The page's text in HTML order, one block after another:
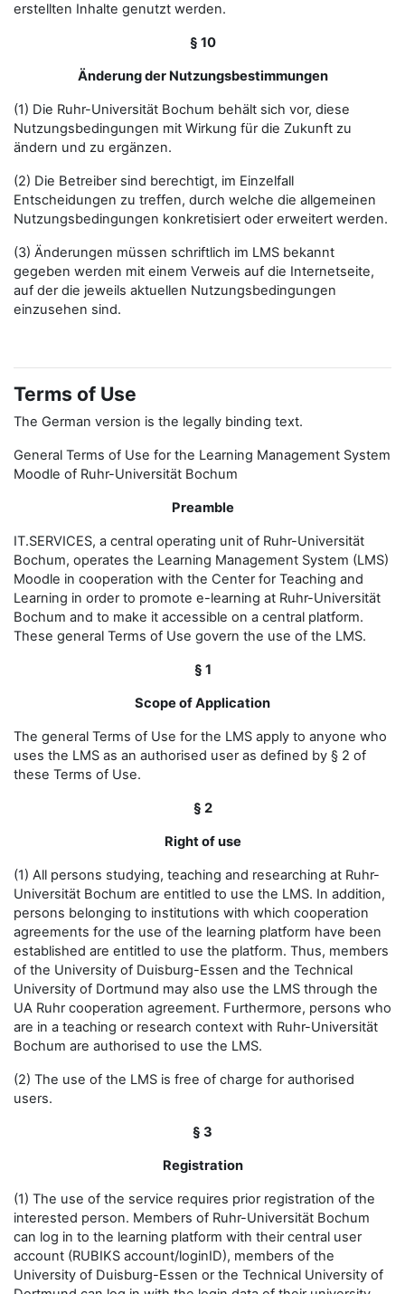
erstellten Inhalte genutzt werden.
§ 10
Änderung der Nutzungsbestimmungen
(1) Die Ruhr-Universität Bochum behält sich vor, diese
Nutzungsbedingungen mit Wirkung für die Zukunft zu
ändern und zu ergänzen.
(2) Die Betreiber sind berechtigt, im Einzelfall
Entscheidungen zu treffen, durch welche die allgemeinen
Nutzungsbedingungen konkretisiert oder erweitert werden.
(3) Änderungen müssen schriftlich im LMS bekannt
gegeben werden mit einem Verweis auf die Internetseite,
auf der die jeweils aktuellen Nutzungsbedingungen
einzusehen sind.
Terms of Use
The German version is the legally binding text.
General Terms of Use for the Learning Management System
Moodle of Ruhr-Universität Bochum
Preamble
IT.SERVICES, a central operating unit of Ruhr-Universität
Bochum, operates the Learning Management System (LMS)
Moodle in cooperation with the Center for Teaching and
Learning in order to promote e-learning at Ruhr-Universität
Bochum and to make it accessible on a central platform.
These general Terms of Use govern the use of the LMS.
§ 1
Scope of Application
The general Terms of Use for the LMS apply to anyone who
uses the LMS as an authorised user as defined by § 2 of
these Terms of Use.
§ 2
Right of use
(1) All persons studying, teaching and researching at Ruhr-
Universität Bochum are entitled to use the LMS. In addition,
persons belonging to institutions with which cooperation
agreements for the use of the learning platform have been
established are entitled to use the platform. Thus, members
of the University of Duisburg-Essen and the Technical
University of Dortmund may also use the LMS through the
UA Ruhr cooperation agreement. Furthermore, persons who
are in a teaching or research context with Ruhr-Universität
Bochum are authorised to use the LMS.
(2) The use of the LMS is free of charge for authorised
users.
§ 3
Registration
(1) The use of the service requires prior registration of the
interested person. Members of Ruhr-Universität Bochum
can log in to the learning platform with their central user
account (RUBIKS account/loginID), members of the
University of Duisburg-Essen or the Technical University of